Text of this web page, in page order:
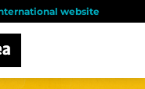
website